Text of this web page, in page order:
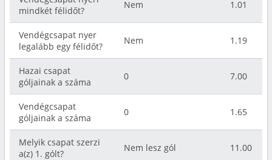
mindkét félidőt?
Nem 1.01
Vendégcsapat nyer
legalább egy félidőt?
Nem 1.19
Hazai csapat
góljainak a száma
0 7.00
Vendégcsapat
góljainak a száma
0 1.65
Melyik csapat szerzi
a(z) 1. gólt?
Nem lesz gól 11.00